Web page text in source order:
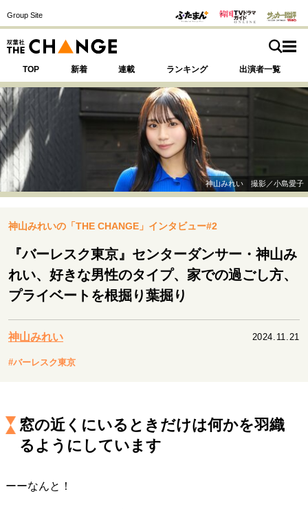
Group Site
TOP 新着 連載 ランキング 出演者一覧
SPECIAL 注目の記事テーマで探す
運命を変えた出会い 決断の裏側
挫折からの再起
表現者の葛藤
人生が動いた日 10代の挫折と原点
セカンドキャリアの描き方
夢を掴む選択
経営・ビジネス
リーダーの流儀 変革の原動力
神山みれい 撮影／小島愛子
神山みれいの「THE CHANGE」インタビュー#2
『バーレスク東京』センターダンサー・神山み
れい、好きな男性のタイプ、家での過ごし方、
プライベートを根掘り葉掘り
神山みれい 2024.11.21
#バーレスク東京
窓の近くにいるときだけは何かを羽織
るようにしています
ーーなんと！